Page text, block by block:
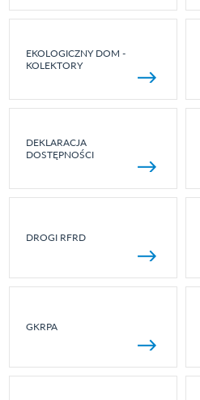
EKOLOGICZNY DOM -
KOLEKTORY
DEKLARACJA
DOSTĘPNOŚCI
DROGI RFRD
GKRPA